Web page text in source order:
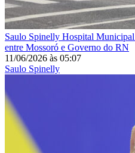
Saulo Spinelly Hospital
entre Mossoró e Governo do RN
11/06/2026 às 05:07
Saulo Spinelly